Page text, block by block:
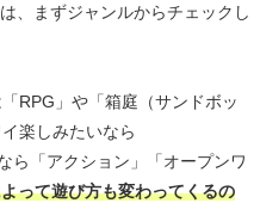
、まずジャンルからチェックし
RPG」や「箱庭（サンドボッ
楽しみたいなら
ら「アクション」「オープンワ
って遊び方も変わってくるの